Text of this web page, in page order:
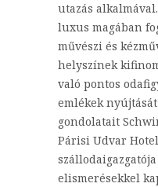
utazás
luxus magában
művészi és
helyszínek
való pontos
emlékek
gondolatait
Párisi Udvar
elismerésekkel